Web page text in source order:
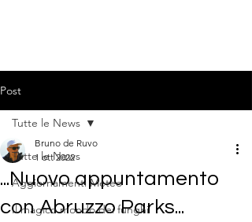
Post
Tutte le News
Aggiornamenti Meteo
Il magico mondo dei funghi
Tutte le News
...Nuovo appuntamento
con Abruzzo Parks...
Bruno de Ruvo
1 ott 2022